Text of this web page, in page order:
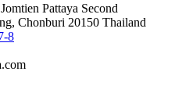
Pattaya Second
Chonburi 20150 Thailand
8